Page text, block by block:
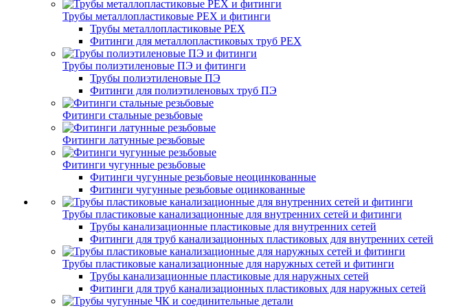
Трубы металлопластиковые PEX и фитинги
Трубы металлопластиковые PEX
Фитинги для металлопластиковых труб PEX
Трубы полиэтиленовые ПЭ и фитинги
Трубы полиэтиленовые ПЭ
Фитинги для полиэтиленовых труб ПЭ
Фитинги стальные резьбовые
Фитинги латунные резьбовые
Фитинги чугунные резьбовые
Фитинги чугунные резьбовые неоцинкованные
Фитинги чугунные резьбовые оцинкованные
Трубы пластиковые канализационные для внутренних сетей и фитинги
Трубы канализационные пластиковые для внутренних сетей
Фитинги для труб канализационных пластиковых для внутренних сетей
Трубы пластиковые канализационные для наружных сетей и фитинги
Трубы канализационные пластиковые для наружных сетей
Фитинги для труб канализационных пластиковых для наружных сетей